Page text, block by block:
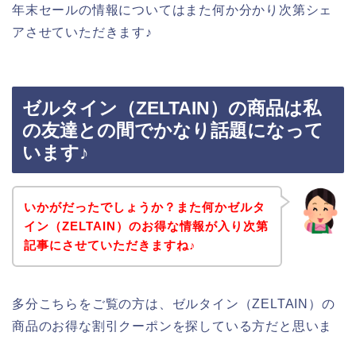
年末セールの情報についてはまた何か分かり次第シェ
アさせていただきます♪
ゼルタイン（ZELTAIN）の商品は私
の友達との間でかなり話題になって
います♪
いかがだったでしょうか？また何かゼルタ
イン（ZELTAIN）のお得な情報が入り次第
記事にさせていただきますね♪
多分こちらをご覧の方は、ゼルタイン（ZELTAIN）の
商品のお得な割引クーポンを探している方だと思いま